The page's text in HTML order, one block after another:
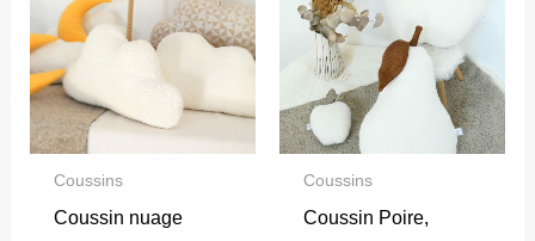
Coussins
Coussin nuage
Coussins
Coussin Poire,